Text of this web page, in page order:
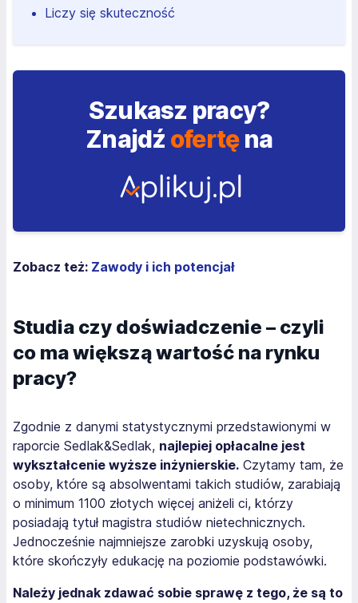
Liczy się skuteczność
Szukasz pracy?
Znajdź ofertęna
Zobacz też: Zawody i ich potencjał
Studia czy doświadczenie – czyli
co ma większą wartość na rynku
pracy?
Zgodnie z danymi statystycznymi przedstawionymi w
raporcie Sedlak&Sedlak, najlepiej opłacalne jest
wykształcenie wyższe inżynierskie. Czytamy tam, że
osoby, które są absolwentami takich studiów, zarabiają
o minimum 1100 złotych więcej aniżeli ci, którzy
posiadają tytuł magistra studiów nietechnicznych.
Jednocześnie najmniejsze zarobki uzyskują osoby,
które skończyły edukację na poziomie podstawówki.
Należy jednak zdawać sobie sprawę z tego, że są to